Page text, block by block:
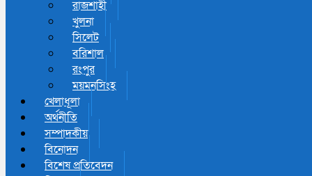
রাজশাহী
খুলনা
সিলেট
বরিশাল
রংপুর
ময়মনসিংহ
খেলাধূলা
অর্থনীতি
সম্পাদকীয়
বিনোদন
বিশেষ প্রতিবেদন